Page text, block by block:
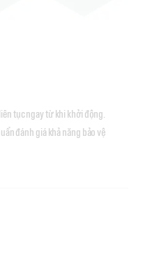
tục ngay từ khi khởi động.
đánh giá khả năng bảo vệ